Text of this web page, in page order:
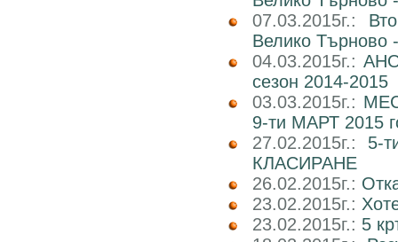
07.03.2015г.:
Велико Търново
04.03.2015г.:
сезон 2014-2015
03.03.2015г.:
9-ти МАРТ 2015
27.02.2015г.: 5-
КЛАСИРАНЕ
26.02.2015г.:
23.02.2015г.:
23.02.2015г.: 5